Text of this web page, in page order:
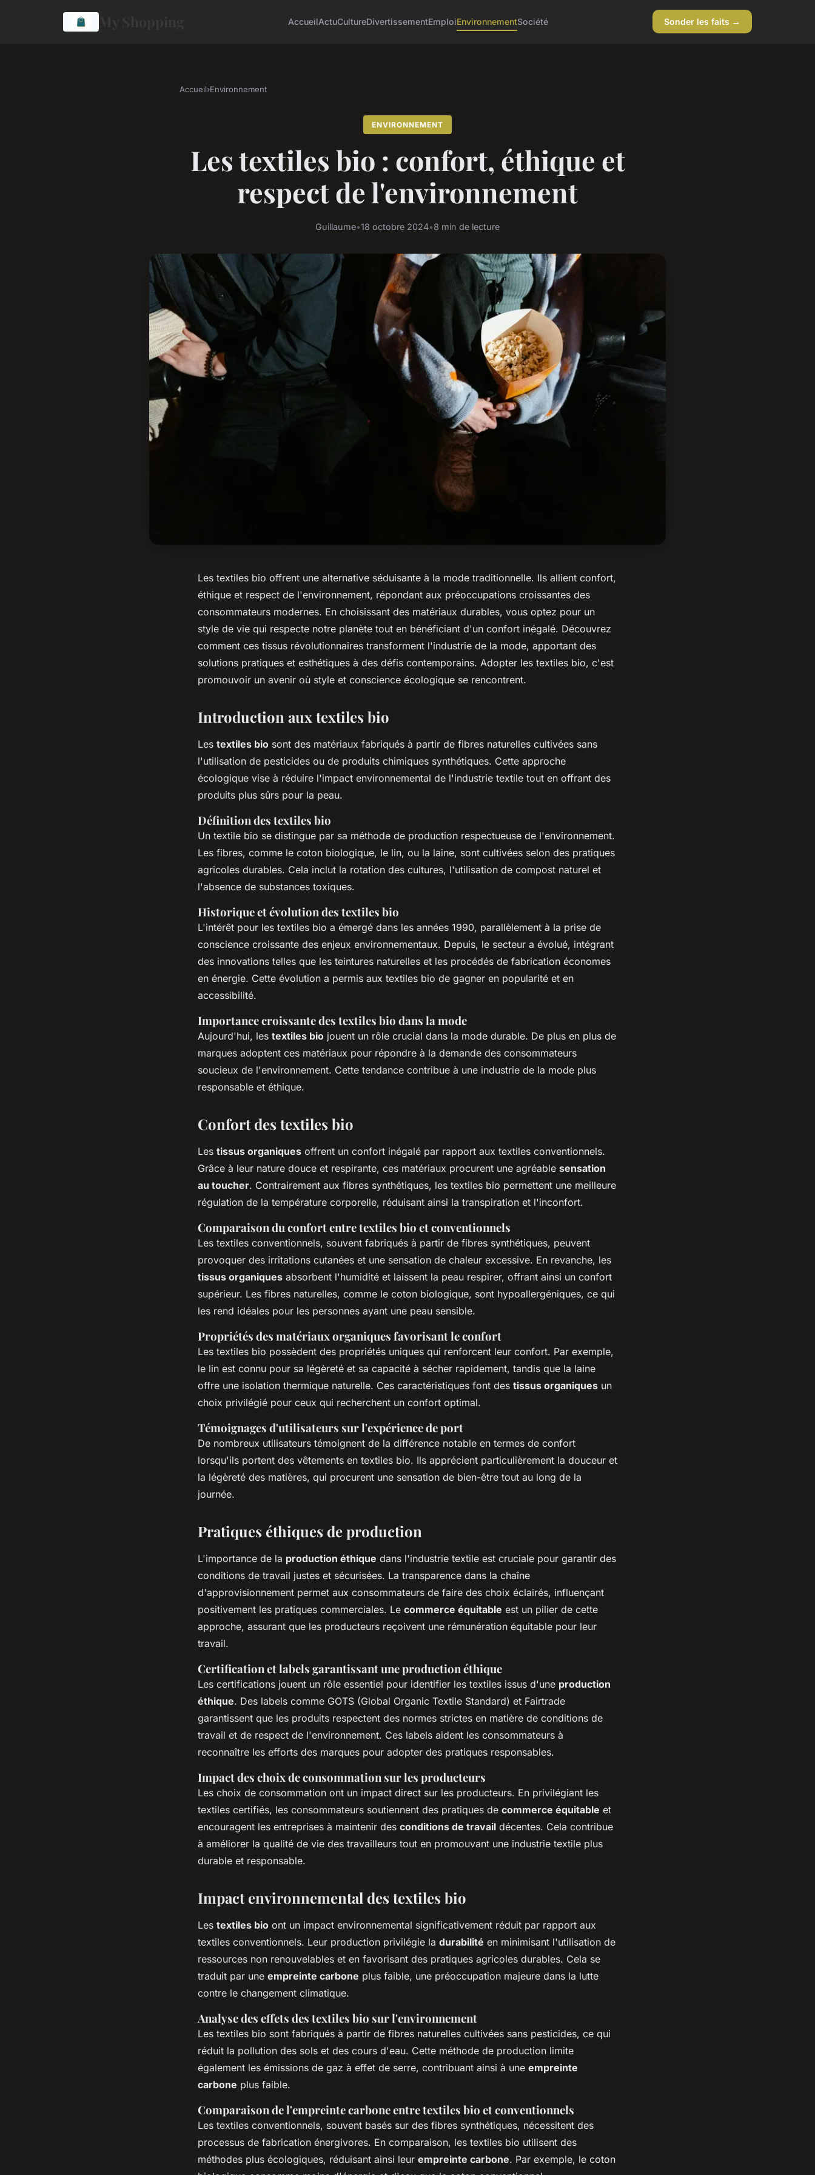
AccueilActuCultureDivertissementEmploiEnvironnementSociété Sonder les faits →
Accueil›Environnement
ENVIRONNEMENT
Les textiles bio : confort, éthique et
respect de l'environnement
Guillaume•18 octobre 2024•8 min de lecture
Les textiles bio offrent une alternative séduisante à la mode traditionnelle. Ils allient confort,
éthique et respect de l'environnement, répondant aux préoccupations croissantes des
consommateurs modernes. En choisissant des matériaux durables, vous optez pour un
style de vie qui respecte notre planète tout en bénéficiant d'un confort inégalé. Découvrez
comment ces tissus révolutionnaires transforment l'industrie de la mode, apportant des
solutions pratiques et esthétiques à des défis contemporains. Adopter les textiles bio, c'est
promouvoir un avenir où style et conscience écologique se rencontrent.
Introduction aux textiles bio
Les textiles bio sont des matériaux fabriqués à partir de fibres naturelles cultivées sans
l'utilisation de pesticides ou de produits chimiques synthétiques. Cette approche
écologique vise à réduire l'impact environnemental de l'industrie textile tout en offrant des
produits plus sûrs pour la peau.
Définition des textiles bio
Un textile bio se distingue par sa méthode de production respectueuse de l'environnement.
Les fibres, comme le coton biologique, le lin, ou la laine, sont cultivées selon des pratiques
agricoles durables. Cela inclut la rotation des cultures, l'utilisation de compost naturel et
l'absence de substances toxiques.
Historique et évolution des textiles bio
L'intérêt pour les textiles bio a émergé dans les années 1990, parallèlement à la prise de
conscience croissante des enjeux environnementaux. Depuis, le secteur a évolué, intégrant
des innovations telles que les teintures naturelles et les procédés de fabrication économes
en énergie. Cette évolution a permis aux textiles bio de gagner en popularité et en
accessibilité.
Importance croissante des textiles bio dans la mode
Aujourd'hui, les textiles bio jouent un rôle crucial dans la mode durable. De plus en plus de
marques adoptent ces matériaux pour répondre à la demande des consommateurs
soucieux de l'environnement. Cette tendance contribue à une industrie de la mode plus
responsable et éthique.
Confort des textiles bio
Les tissus organiques offrent un confort inégalé par rapport aux textiles conventionnels.
Grâce à leur nature douce et respirante, ces matériaux procurent une agréable sensation
au toucher. Contrairement aux fibres synthétiques, les textiles bio permettent une meilleure
régulation de la température corporelle, réduisant ainsi la transpiration et l'inconfort.
Comparaison du confort entre textiles bio et conventionnels
Les textiles conventionnels, souvent fabriqués à partir de fibres synthétiques, peuvent
provoquer des irritations cutanées et une sensation de chaleur excessive. En revanche, les
tissus organiques absorbent l'humidité et laissent la peau respirer, offrant ainsi un confort
supérieur. Les fibres naturelles, comme le coton biologique, sont hypoallergéniques, ce qui
les rend idéales pour les personnes ayant une peau sensible.
Propriétés des matériaux organiques favorisant le confort
Les textiles bio possèdent des propriétés uniques qui renforcent leur confort. Par exemple,
le lin est connu pour sa légèreté et sa capacité à sécher rapidement, tandis que la laine
offre une isolation thermique naturelle. Ces caractéristiques font des tissus organiques un
choix privilégié pour ceux qui recherchent un confort optimal.
Témoignages d'utilisateurs sur l'expérience de port
De nombreux utilisateurs témoignent de la différence notable en termes de confort
lorsqu'ils portent des vêtements en textiles bio. Ils apprécient particulièrement la douceur et
la légèreté des matières, qui procurent une sensation de bien-être tout au long de la
journée.
Pratiques éthiques de production
L'importance de la production éthique dans l'industrie textile est cruciale pour garantir des
conditions de travail justes et sécurisées. La transparence dans la chaîne
d'approvisionnement permet aux consommateurs de faire des choix éclairés, influençant
positivement les pratiques commerciales. Le commerce équitable est un pilier de cette
approche, assurant que les producteurs reçoivent une rémunération équitable pour leur
travail.
Certification et labels garantissant une production éthique
Les certifications jouent un rôle essentiel pour identifier les textiles issus d'une production
éthique. Des labels comme GOTS (Global Organic Textile Standard) et Fairtrade
garantissent que les produits respectent des normes strictes en matière de conditions de
travail et de respect de l'environnement. Ces labels aident les consommateurs à
reconnaître les efforts des marques pour adopter des pratiques responsables.
Impact des choix de consommation sur les producteurs
Les choix de consommation ont un impact direct sur les producteurs. En privilégiant les
textiles certifiés, les consommateurs soutiennent des pratiques de commerce équitable et
encouragent les entreprises à maintenir des conditions de travail décentes. Cela contribue
à améliorer la qualité de vie des travailleurs tout en promouvant une industrie textile plus
durable et responsable.
Impact environnemental des textiles bio
Les textiles bio ont un impact environnemental significativement réduit par rapport aux
textiles conventionnels. Leur production privilégie la durabilité en minimisant l'utilisation de
ressources non renouvelables et en favorisant des pratiques agricoles durables. Cela se
traduit par une empreinte carbone plus faible, une préoccupation majeure dans la lutte
contre le changement climatique.
Analyse des effets des textiles bio sur l'environnement
Les textiles bio sont fabriqués à partir de fibres naturelles cultivées sans pesticides, ce qui
réduit la pollution des sols et des cours d'eau. Cette méthode de production limite
également les émissions de gaz à effet de serre, contribuant ainsi à une empreinte
carbone plus faible.
Comparaison de l'empreinte carbone entre textiles bio et conventionnels
Les textiles conventionnels, souvent basés sur des fibres synthétiques, nécessitent des
processus de fabrication énergivores. En comparaison, les textiles bio utilisent des
méthodes plus écologiques, réduisant ainsi leur empreinte carbone. Par exemple, le coton